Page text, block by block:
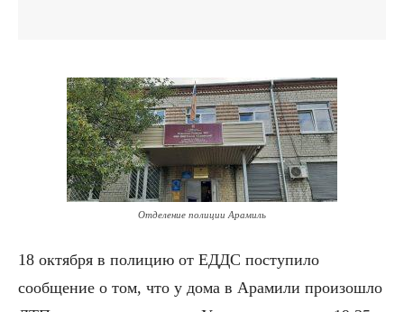
Отделение полиции Арамиль
18 октября в полицию от ЕДДС поступило
сообщение о том, что у дома в Арамили произошло